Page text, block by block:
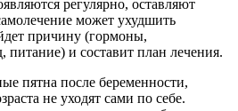
регулярно, оставляют
может ухудшить
причину (гормоны,
питание) и составит план лечения.
пятна после беременности,
не уходят сами по себе.